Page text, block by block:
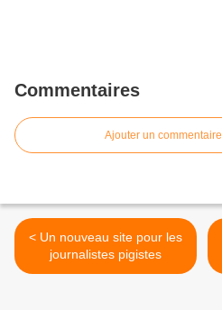
Commentaires
Ajouter un commentaire
< Un nouveau site pour les
journalistes pigistes